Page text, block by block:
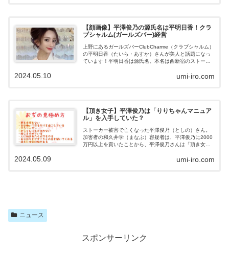
すが、インスタの投稿の続きでは6歳で両親に虐待を受け
ており、16歳から新潟と東京を行き来していたことが書
【顔画像】平澤俊乃の源氏名は平明日香！クラ
ブシャルム(ガールズバー)経営
上野にあるガールズバーClubCharme（クラブシャルム）
の平明日香（たいら・あすか）さんが美人と話題になっ
ています！平明日香は源氏名。本名は西新宿のストーカ
ーカー被害で亡くなった平澤俊乃（としの）さんのボト
は何者なのでしょうか？プロフィールを見てみましょ
う。 源氏名：平明日香 読み方：たいら・あすか 本名：
umi-iro.com
2024.05.10
【頂き女子】平澤俊乃は「りりちゃんマニュア
ル」を入手していた？
ストーカー被害で亡くなった平澤俊乃（としの）さん。
加害者の和久井学（まなぶ）容疑者は、平澤俊乃に2000
万円以上を貢いたことから、平澤俊乃さんは「頂き女子
っています。平澤俊乃さんとりりちゃんには関係がある
umi-iro.com
2024.05.09
ニュース
スポンサーリンク